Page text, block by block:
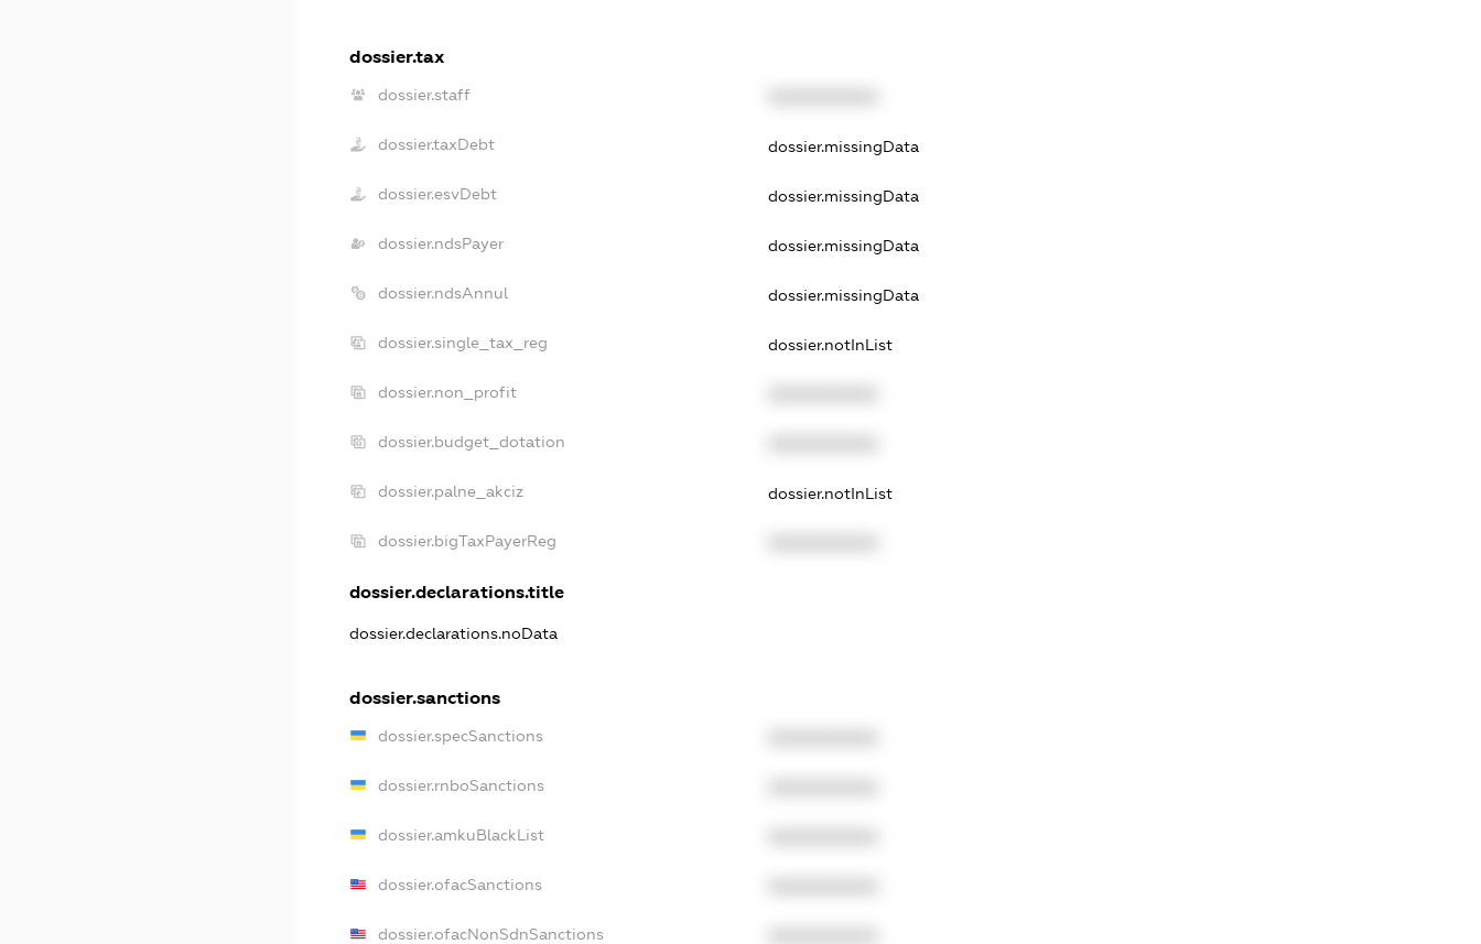
dossier.tax
dossier.staff
dossier.taxDebt dossier.missingData
dossier.esvDebt dossier.missingData
dossier.ndsPayer dossier.missingData
dossier.ndsAnnul dossier.missingData
dossier.single_tax_reg dossier.notInList
dossier.non_profit
dossier.budget_dotation
dossier.palne_akciz dossier.notInList
dossier.bigTaxPayerReg
dossier.declarations.title
dossier.declarations.noData
dossier.sanctions
dossier.specSanctions
dossier.rnboSanctions
dossier.amkuBlackList
dossier.ofacSanctions
dossier.ofacNonSdnSanctions